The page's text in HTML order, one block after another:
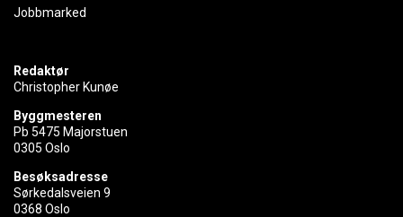
Jobbmarked
Redaktør
Christopher Kunøe
Byggmesteren
Pb 5475 Majorstuen
0305 Oslo
Besøksadresse
Sørkedalsveien 9
0368 Oslo